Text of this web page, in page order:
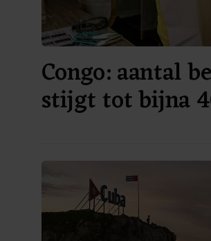
Congo: aantal
stijgt tot bijna